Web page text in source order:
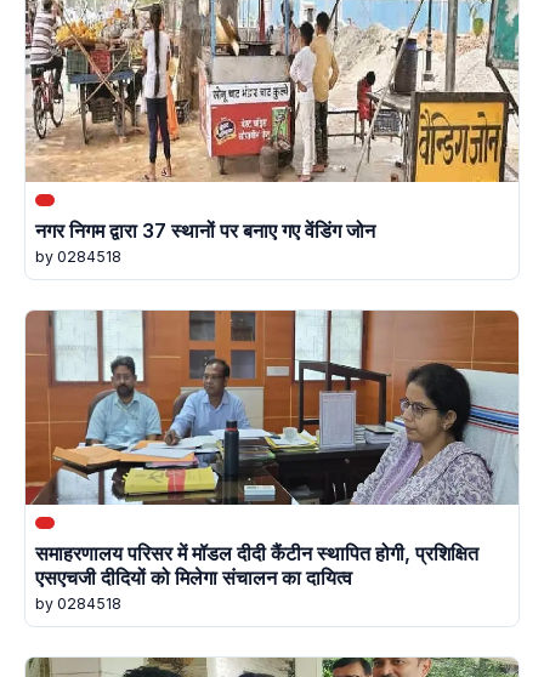
नगर निगम द्वारा 37 स्थानों पर बनाए गए वेंडिंग जोन
by 0284518
समाहरणालय परिसर में मॉडल दीदी कैंटीन स्थापित होगी, प्रशिक्षित
एसएचजी दीदियों को मिलेगा संचालन का दायित्व
by 0284518